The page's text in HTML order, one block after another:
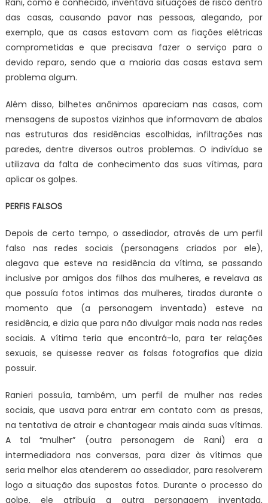
Rani, como é conhecido, inventava situações de risco dentro
das casas, causando pavor nas pessoas, alegando, por
exemplo, que as casas estavam com as fiações elétricas
comprometidas e que precisava fazer o serviço para o
devido reparo, sendo que a maioria das casas estava sem
problema algum.
Além disso, bilhetes anônimos apareciam nas casas, com
mensagens de supostos vizinhos que informavam de abalos
nas estruturas das residências escolhidas, infiltrações nas
paredes, dentre diversos outros problemas. O indivíduo se
utilizava da falta de conhecimento das suas vítimas, para
aplicar os golpes.
PERFIS FALSOS
Depois de certo tempo, o assediador, através de um perfil
falso nas redes sociais (personagens criados por ele),
alegava que esteve na residência da vítima, se passando
inclusive por amigos dos filhos das mulheres, e revelava as
que possuía fotos intimas das mulheres, tiradas durante o
momento que (a personagem inventada) esteve na
residência, e dizia que para não divulgar mais nada nas redes
sociais. A vítima teria que encontrá-lo, para ter relações
sexuais, se quisesse reaver as falsas fotografias que dizia
possuir.
Ranieri possuía, também, um perfil de mulher nas redes
sociais, que usava para entrar em contato com as presas,
na tentativa de atrair e chantagear mais ainda suas vítimas.
A tal “mulher” (outra personagem de Rani) era a
intermediadora nas conversas, para dizer às vítimas que
seria melhor elas atenderem ao assediador, para resolverem
logo a situação das supostas fotos. Durante o processo do
golpe, ele atribuía a outra personagem inventada,